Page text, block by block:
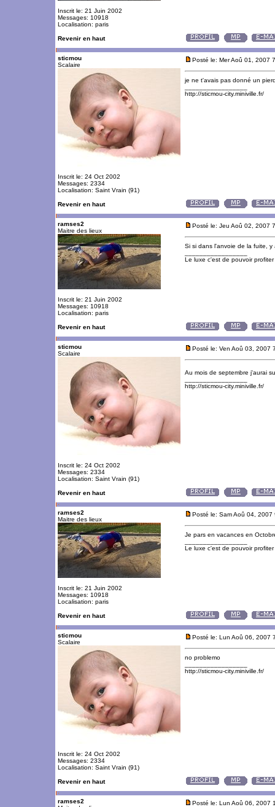
Inscrit le: 21 Juin 2002
Messages: 10918
Localisation: paris
Revenir en haut
sticmou
Scalaire
Inscrit le: 24 Oct 2002
Messages: 2334
Localisation: Saint Vrain (91)
Posté le: Mer Aoû 01, 2007
je ne t'avais pas donné un
http://sticmou-city.miniville.fr/
Revenir en haut
ramses2
Maitre des lieux
Inscrit le: 21 Juin 2002
Messages: 10918
Localisation: paris
Posté le: Jeu Aoû 02, 2007
Si si dans l'anvoie de la fuite, y
Le luxe c'est de pouvoir
Revenir en haut
sticmou
Scalaire
Inscrit le: 24 Oct 2002
Messages: 2334
Localisation: Saint Vrain (91)
Posté le: Ven Aoû 03, 2007
Au mois de septembre j'aurai
http://sticmou-city.miniville.fr/
Revenir en haut
ramses2
Maitre des lieux
Inscrit le: 21 Juin 2002
Messages: 10918
Localisation: paris
Posté le: Sam Aoû 04, 2007
Je pars en vacances en
Le luxe c'est de pouvoir
Revenir en haut
sticmou
Scalaire
Inscrit le: 24 Oct 2002
Messages: 2334
Localisation: Saint Vrain (91)
Posté le: Lun Aoû 06, 2007
no problemo
http://sticmou-city.miniville.fr/
Revenir en haut
ramses2
Posté le: Lun Aoû 06, 2007